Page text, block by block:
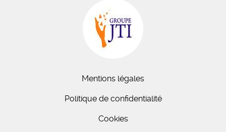
Mentions légales
Politique de confidentialité
Cookies